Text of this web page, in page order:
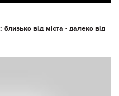
від міста - далеко від